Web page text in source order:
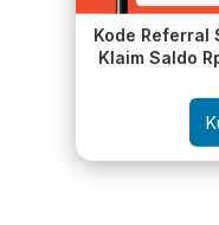
Kode Referral
Klaim Saldo